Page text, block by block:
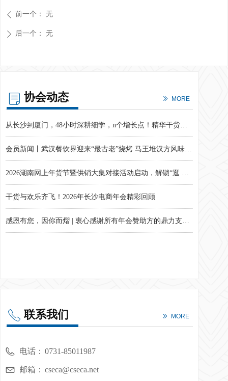
ꄴ 前一个： 无
ꄲ 后一个： 无
协会动态 ꅀ MORE
ꂓ
以赛促创 筑梦青春——第十三届湖南省大学生电子商务大赛落幕
2026电商年度经营计划如何从共识到落地？这场训练营给出了破局答案！
从24小时88898台到1小时289000台：小米爆品战略背后的用户经营逻辑
第27期电商增长实战训练营圆满结束，解锁AI全链路降本增效密码
我会携企业发布合规倡议 助力中部六省省会城市共织网络交易“协同监管网”
​“湘”港电商携手筑桥 助力湖湘优品直达香港 解锁小红书「店铺运营X笔记经营X直播转化」三频共振密码，电商增长实战训练营第22期圆满结束从内容到流量：AI如何助力电商精准营销？现场实战干货来啦！
孵化湖湘青年创业梦想！第十二届湖南省大学生电子商务大赛圆满收官！
从“经验主义”到“精准识人”​，用MBTI解码电商人才管理新范式
如何让企业 “活久赚多”？这套「增长方程式」速速get！ 企业动力不足？人才持续流失？《科学分钱》课程现场笔记来啦！
破局同质化竞争，探索增长新路径——电商增长实战训练营第21期圆满结束
穿越旧时光，共赴8090之约丨“拾光为伍 预见未来”第十五周年庆典暨2025年长沙电商年会圆满落幕
联系我们 ꅀ MORE
ꂅ
电话： 0731-85011987
邮箱： cseca@cseca.net